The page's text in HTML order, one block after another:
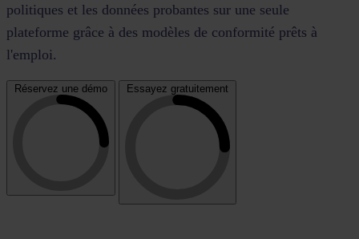
politiques et les données probantes sur une seule
plateforme grâce à des modèles de conformité prêts à
l'emploi.
Réservez une démo Essayez gratuitement